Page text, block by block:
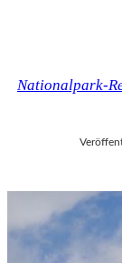
Nationalpark-